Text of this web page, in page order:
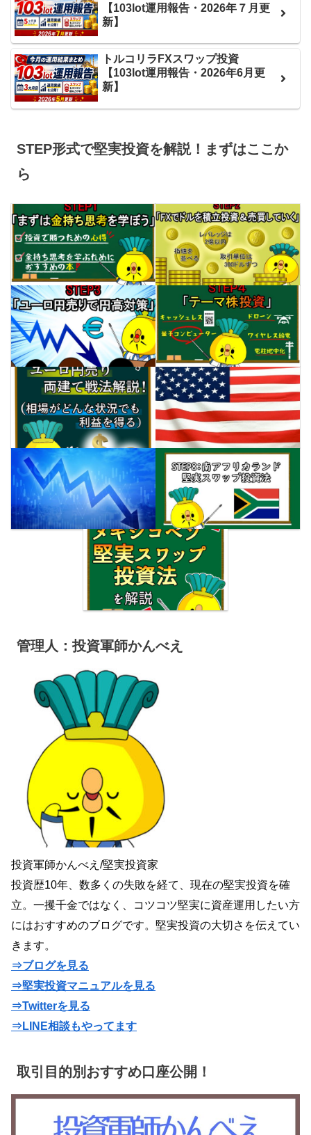
【103lot運用報告・2026年７月更
新】
トルコリラFXスワップ投資
【103lot運用報告・2026年6月更
新】
STEP形式で堅実投資を解説！まずはここか
ら
管理人：投資軍師かんべえ
投資軍師かんべえ/堅実投資家
投資歴10年、数多くの失敗を経て、現在の堅実投資を確
立。一攫千金ではなく、コツコツ堅実に資産運用したい方
にはおすすめのブログです。堅実投資の大切さを伝えてい
きます。
⇒ブログを見る
⇒堅実投資マニュアルを見る
⇒Twitterを見る
⇒LINE相談もやってます
取引目的別おすすめ口座公開！